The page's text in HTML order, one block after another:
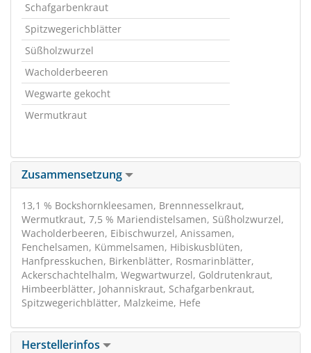
Schafgarbenkraut
Spitzwegerichblätter
Süßholzwurzel
Wacholderbeeren
Wegwarte gekocht
Wermutkraut
Zusammensetzung
13,1 % Bockshornkleesamen, Brennnesselkraut,
Wermutkraut, 7,5 % Mariendistelsamen, Süßholzwurzel,
Wacholderbeeren, Eibischwurzel, Anissamen,
Fenchelsamen, Kümmelsamen, Hibiskusblüten,
Hanfpresskuchen, Birkenblätter, Rosmarinblätter,
Ackerschachtelhalm, Wegwartwurzel, Goldrutenkraut,
Himbeerblätter, Johanniskraut, Schafgarbenkraut,
Spitzwegerichblätter, Malzkeime, Hefe
Herstellerinfos